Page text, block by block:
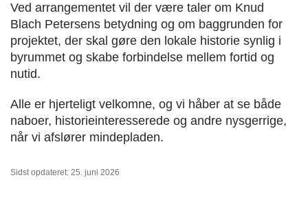
Ved arrangementet vil der være taler om Knud
Blach Petersens betydning og om baggrunden for
projektet, der skal gøre den lokale historie synlig i
byrummet og skabe forbindelse mellem fortid og
nutid.
Alle er hjerteligt velkomne, og vi håber at se både
naboer, historieinteresserede og andre nysgerrige,
når vi afslører mindepladen.
Sidst opdateret: 25. juni 2026